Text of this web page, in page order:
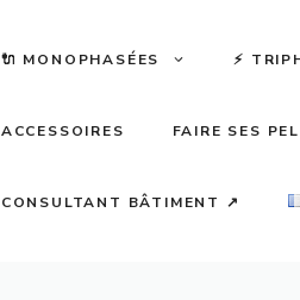
🔌 MONOPHASÉES ⚡️
ACCESSOIRES FAIRE SES
CONSULTANT BÂTIMENT ↗